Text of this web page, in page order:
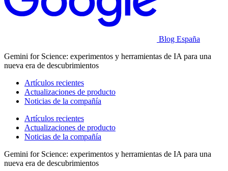
Blog España
Gemini for Science: experimentos y herramientas de IA para una
nueva era de descubrimientos
Artículos recientes
Actualizaciones de producto
Noticias de la compañía
Artículos recientes
Actualizaciones de producto
Noticias de la compañía
Gemini for Science: experimentos y herramientas de IA para una
nueva era de descubrimientos